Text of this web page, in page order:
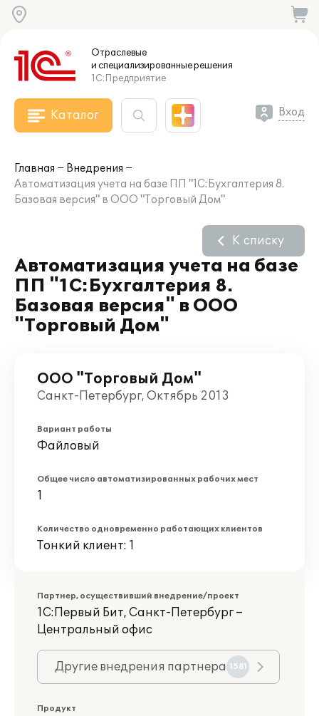
Отраслевые
и специализированныерешения
1С:Предприятие
Каталог Вход
Главная
Внедрения
Автоматизация учета на базе ПП "1С:Бухгалтерия 8.
Базовая версия" в ООО "Торговый Дом"
Автоматизация учета на базе
ПП "1С:Бухгалтерия 8.
Базовая версия" в ООО
"Торговый Дом"
К списку
ООО "Торговый Дом"
Санкт-Петербург, Октябрь 2013
Вариант работы
Файловый
Общее число автоматизированных рабочих мест
1
Количество одновременно работающих клиентов
Тонкий клиент: 1
Партнер, осуществивший внедрение/проект
1С:Первый Бит, Санкт-Петербург –
Центральный офис
Другие внедрения партнера 1581
Продукт